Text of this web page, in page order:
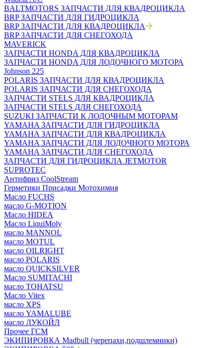
BALTMOTORS ЗАПЧАСТИ ДЛЯ КВАДРОЦИКЛА
BRP ЗАПЧАСТИ ДЛЯ ГИДРОЦИКЛА
BRP ЗАПЧАСТИ ДЛЯ КВАДРОЦИКЛА
BRP ЗАПЧАСТИ ДЛЯ СНЕГОХОДА
MAVERICK
ЗАПЧАСТИ HONDA ДЛЯ КВАДРОЦИКЛА
ЗАПЧАСТИ HONDA ДЛЯ ЛОДОЧНОГО МОТОРА
Johnson 225
POLARIS ЗАПЧАСТИ ДЛЯ КВАДРОЦИКЛА
POLARIS ЗАПЧАСТИ ДЛЯ СНЕГОХОДА
ЗАПЧАСТИ STELS ДЛЯ КВАДРОЦИКЛА
ЗАПЧАСТИ STELS ДЛЯ СНЕГОХОДА
SUZUKI ЗАПЧАСТИ К ЛОДОЧНЫМ МОТОРАМ
YAMAHA ЗАПЧАСТИ ДЛЯ ГИДРОЦИКЛА
YAMAHA ЗАПЧАСТИ ДЛЯ КВАДРОЦИКЛА
YAMAHA ЗАПЧАСТИ ДЛЯ ЛОДОЧНОГО МОТОРА
YAMAHA ЗАПЧАСТИ ДЛЯ СНЕГОХОДА
ЗАПЧАСТИ ДЛЯ ГИДРОЦИКЛА JETMOTOR
SUPROTEC
Антифриз CoolStream
Герметики Присадки Мотохимия
Масло FUCHS
масло G-MOTION
Масло HIDEA
Масло LiquiMoly
масло MANNOL
масло MOTUL
масло OILRIGHT
масло POLARIS
масло QUICKSILVER
Масло SUMITACHI
масло TOHATSU
Масло Vitex
масло XPS
масло YAMALUBE
масло ЛУКОЙЛ
Прочее ГСМ
ЭКИПИРОВКА Madbull (черепахи,подшлемники)